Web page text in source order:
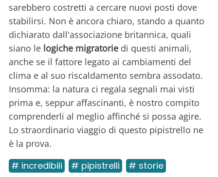
sarebbero costretti a cercare nuovi posti dove
stabilirsi. Non è ancora chiaro, stando a quanto
dichiarato dall'associazione britannica, quali
siano le logiche migratorie di questi animali,
anche se il fattore legato ai cambiamenti del
clima e al suo riscaldamento sembra assodato.
Insomma: la natura ci regala segnali mai visti
prima e, seppur affascinanti, è nostro compito
comprenderli al meglio affinché si possa agire.
Lo straordinario viaggio di questo pipistrello ne
è la prova.
# incredibili # pipistrelli # storie